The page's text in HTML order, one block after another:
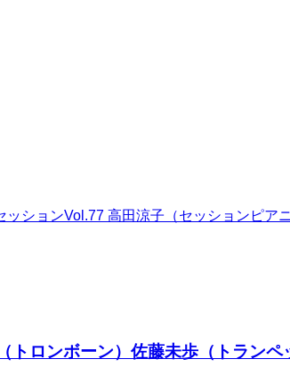
ションVol.77 高田涼子（セッションピアニ
トロンボーン）佐藤未歩（トラン